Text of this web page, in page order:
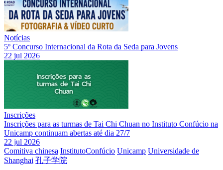
Notícias
5º Concurso Internacional da Rota da Seda para Jovens
22 jul 2026
Inscrições
Inscrições para as turmas de Tai Chi Chuan no Instituto Confúcio na
Unicamp continuam abertas até dia 27/7
22 jul 2026
Comitiva chinesa InstitutoConfúcio Unicamp Universidade de
Shanghai 孔子学院